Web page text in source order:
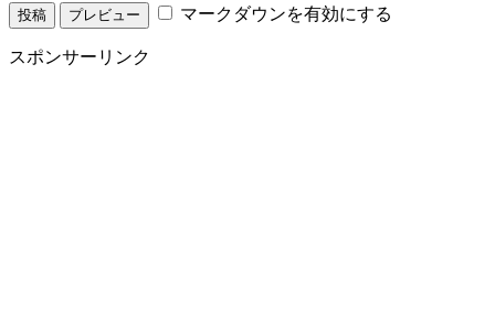
マークダウンを有効にする
スポンサーリンク